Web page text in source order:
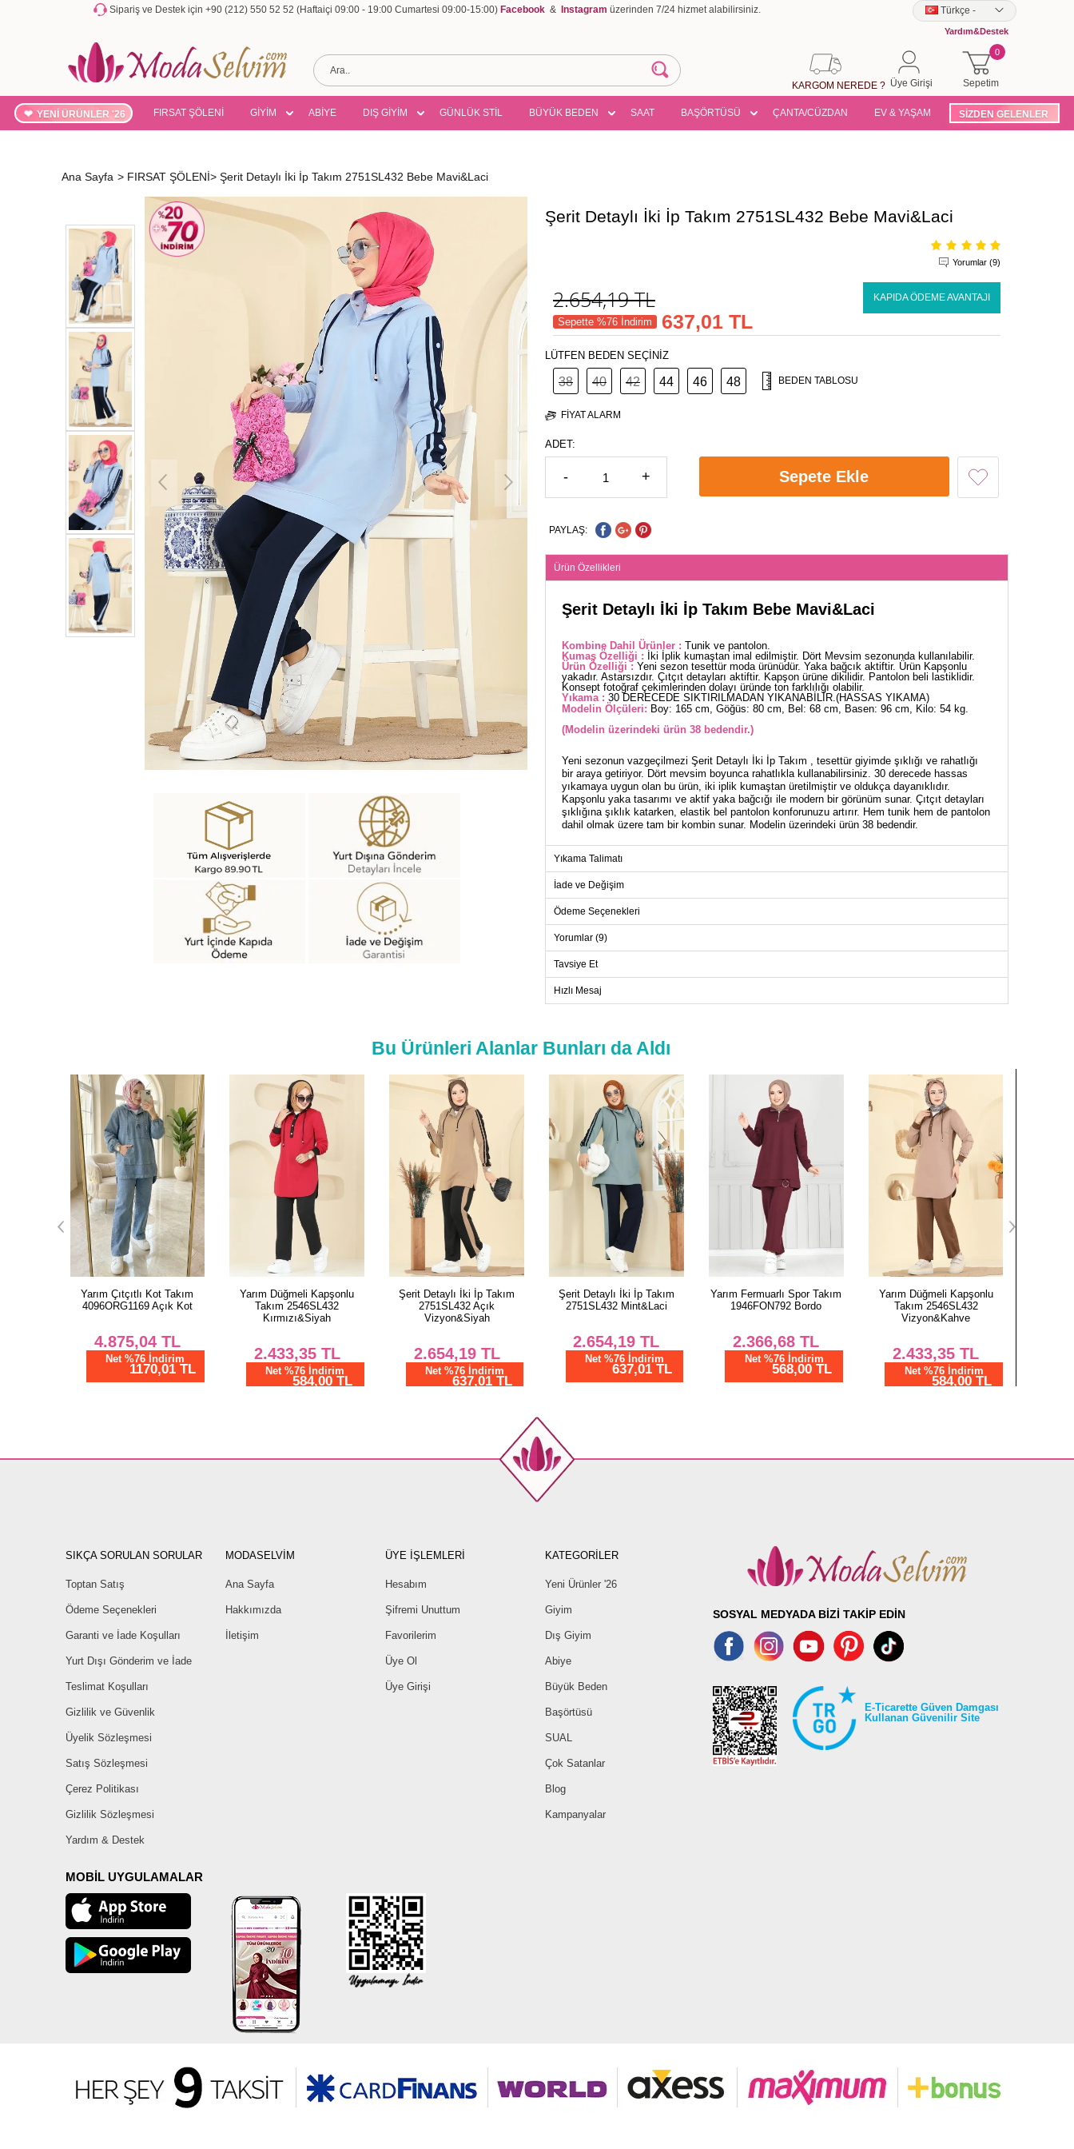
Sipariş ve Destek için +90 (212) 550 52 52 (Haftaiçi 09:00 - 19:00 Cumartesi 09:00-15:00) Facebook & Instagram üzerinden 7/24 hizmet alabilirsiniz. Türkçe -
Yardım&Destek
Sepetim
0
Üye Girişi
KARGOM NEREDE ?
YENİ ÜRÜNLER '26 FIRSAT ŞÖLENİ GİYİM ABİYE DIŞ GİYİM GÜNLÜK STİL BÜYÜK BEDEN SAAT BAŞÖRTÜSÜ ÇANTA/CÜZDAN EV & YAŞAM SİZDEN GELENLER
Ana Sayfa > FIRSAT ŞÖLENİ> Şerit Detaylı İki İp Takım 2751SL432 Bebe Mavi&Laci
Şerit Detaylı İki İp Takım 2751SL432 Bebe Mavi&Laci
Yorumlar (9)
2.654,19TL KAPIDA ÖDEME AVANTAJI
Sepette %76 İndirim 637,01 TL
LÜTFEN BEDEN SEÇİNİZ
38 40 42 44 46 48 BEDEN TABLOSU
FIYAT ALARM
ADET:
- + Sepete Ekle
PAYLAŞ:
Ürün Özellikleri
Şerit Detaylı İki İp Takım Bebe Mavi&Laci
Kombine Dahil Ürünler : Tunik ve pantolon.
Kumaş Özelliği :
İki İplik kumaştan imal edilmiştir. Dört Mevsim sezonunda kullanılabilir.
Ürün Özelliği : Yeni sezon tesettür moda ürünüdür. Yaka bağcık aktiftir. Ürün Kapşonlu
yakadır. Astarsızdır. Çıtçıt detayları aktiftir. Kapşon ürüne dikilidir. Pantolon beli lastiklidir.
Konsept fotoğraf çekimlerinden dolayı üründe ton farklılığı olabilir.
Yıkama : 30 DERECEDE SIKTIRILMADAN YIKANABİLİR.(HASSAS YIKAMA)
Modelin Ölçüleri: Boy: 165 cm, Göğüs: 80 cm, Bel: 68 cm, Basen: 96 cm, Kilo: 54 kg.
(Modelin üzerindeki ürün 38 bedendir.)
Yeni sezonun vazgeçilmezi Şerit Detaylı İki İp Takım , tesettür giyimde şıklığı ve rahatlığı
bir araya getiriyor. Dört mevsim boyunca rahatlıkla kullanabilirsiniz. 30 derecede hassas
yıkamaya uygun olan bu ürün, iki iplik kumaştan üretilmiştir ve oldukça dayanıklıdır.
Kapşonlu yaka tasarımı ve aktif yaka bağcığı ile modern bir görünüm sunar. Çıtçıt detayları
şıklığına şıklık katarken, elastik bel pantolon konforunuzu artırır. Hem tunik hem de pantolon
dahil olmak üzere tam bir kombin sunar. Modelin üzerindeki ürün 38 bedendir.
40
100
80
42
104
80
52
PANTOLON BEDEN ÖLÇÜLERİ (CM)
Beden
Boy
96
96
96
96
96
Yıkama Talimatı
İade ve Değişim
Ödeme Seçenekleri
Yorumlar (9)
Tavsiye Et
Hızlı Mesaj
Bu Ürünleri Alanlar Bunları da Aldı
Yarım Çıtçıtlı Kot Takım
4096ORG1169 Açık Kot
4.875,04TL
Net %76 İndirim
1170,01 TL
Yarım Düğmeli Kapşonlu
Takım 2546SL432
Kırmızı&Siyah
2.433,35TL
Net %76 İndirim
584,00 TL
Şerit Detaylı İki İp Takım
2751SL432 Açık
Vizyon&Siyah
2.654,19TL
Net %76 İndirim
637,01 TL
Şerit Detaylı İki İp Takım
2751SL432 Mint&Laci
2.654,19 TL
Net %76 İndirim
637,01 TL
Yarım Fermuarlı Spor Takım
1946FON792 Bordo
2.366,68 TL
Net %76 İndirim
568,00 TL
Yarım Düğmeli Kapşonlu
Takım 2546SL432
Vizyon&Kahve
2.433,35 TL
Net %76 İndirim
584,00 TL
SIKÇA SORULAN SORULAR
Toptan Satış
Ödeme Seçenekleri
Garanti ve İade Koşulları
Yurt Dışı Gönderim ve İade
Teslimat Koşulları
Gizlilik ve Güvenlik
Üyelik Sözleşmesi
Satış Sözleşmesi
Çerez Politikası
Gizlilik Sözleşmesi
Yardım & Destek
MODASELVİM
Ana Sayfa
Hakkımızda
İletişim
ÜYE İŞLEMLERİ
Hesabım
Şifremi Unuttum
Favorilerim
Üye Ol
Üye Girişi
KATEGORİLER
Yeni Ürünler '26
Giyim
Dış Giyim
Abiye
Büyük Beden
Başörtüsü
SUAL
Çok Satanlar
Blog
Kampanyalar
MOBİL UYGULAMALAR
SOSYAL MEDYADA BİZİ TAKİP EDİN
E-Ticarette Güven Damgası
Kullanan Güvenilir Site